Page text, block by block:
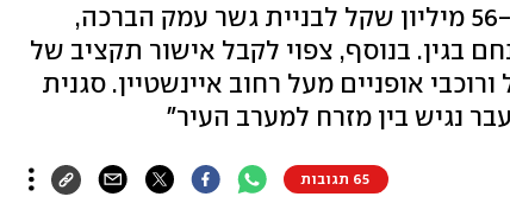
מועצת העיר צפויה לאשר מימון של כ-56 מיליון שקל לבניית גשר עמק הברכה,
בגין. בנוסף, צפוי לקבל אישור תקציב של
ורוכבי אופניים מעל רחוב איינשטיין. סגנית
נגיש בין מזרח למערב העיר"
65 תגובות